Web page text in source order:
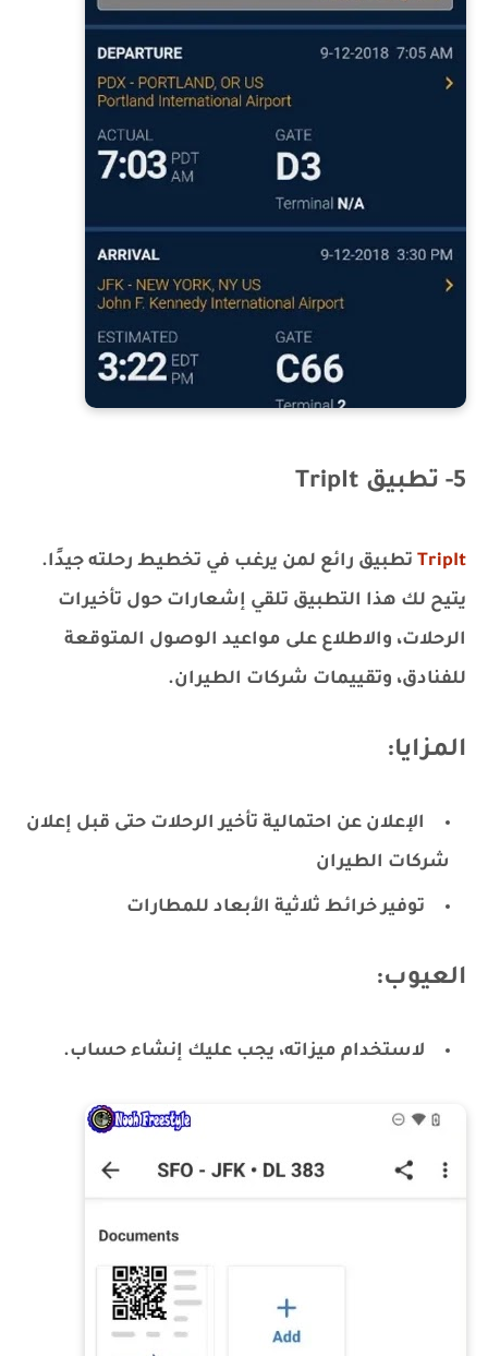
5- تطبيق TripIt
TripIt تطبيق رائع لمن يرغب في تخطيط رحلته جيدًا.
يتيح لك هذا التطبيق تلقي إشعارات حول تأخيرات
الرحلات، والاطلاع على مواعيد الوصول المتوقعة
للفنادق، وتقييمات شركات الطيران.
المزايا:
الإعلان عن احتمالية تأخير الرحلات حتى قبل إعلان
شركات الطيران
توفير خرائط ثلاثية الأبعاد للمطارات
العيوب:
لاستخدام ميزاته، يجب عليك إنشاء حساب.